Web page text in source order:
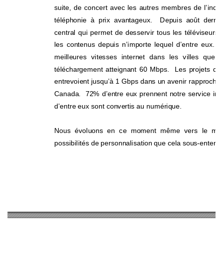
suite, de concert avec les autres membres de
téléphonie à prix avantageux.  Depuis août
central qui permet de desservir tous les
les contenus depuis n’importe lequel d’entre
meilleures vitesses internet dans les villes que
téléchargement atteignant 60 Mbps.  Les projets
entrevoient jusqu’à 1 Gbps dans un avenir
Canada.  72% d’entre eux prennent notre service
d’entre eux sont convertis au numérique.
Nous évoluons en ce moment même vers le
possibilités de personnalisation que cela sous-